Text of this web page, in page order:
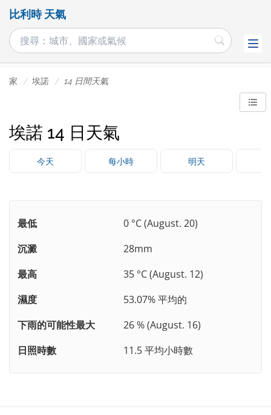
比利時 天氣
家 埃諾 14 日間天氣
埃諾 14 日天氣
今天 每小時 明天
最低
0 °C (August. 20)
沉澱
28mm
最高
35 °C (August. 12)
濕度
53.07% 平均的
下雨的可能性最大
26 % (August. 16)
日照時數
11.5 平均小時數